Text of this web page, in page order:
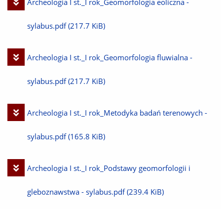
plik
Archeologia I st._I rok_Geomorfologia eoliczna -
sylabus.pdf (217.7 KiB)
Pobierz
plik
Archeologia I st._I rok_Geomorfologia fluwialna -
sylabus.pdf (217.7 KiB)
Pobierz
plik
Archeologia I st._I rok_Metodyka badań terenowych -
sylabus.pdf (165.8 KiB)
Pobierz
plik
Archeologia I st._I rok_Podstawy geomorfologii i
gleboznawstwa - sylabus.pdf (239.4 KiB)